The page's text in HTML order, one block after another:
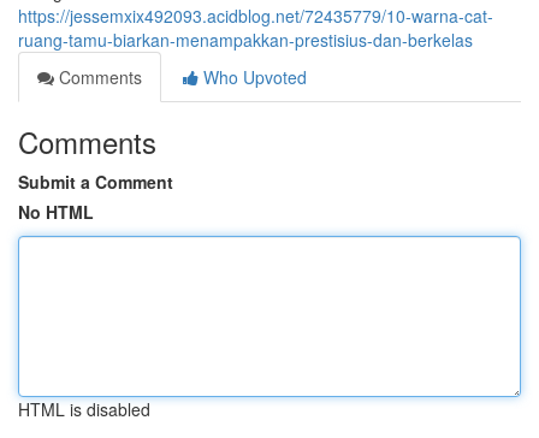
https://jessemxix492093.acidblog.net/72435779/10-warna-cat-
ruang-tamu-biarkan-menampakkan-prestisius-dan-berkelas
Comments
Who Upvoted
Comments
Submit a Comment
No HTML
HTML is disabled